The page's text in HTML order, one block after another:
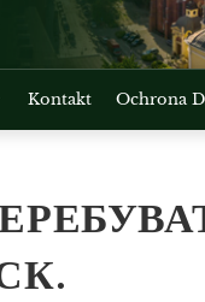
Kontakt Ochrona